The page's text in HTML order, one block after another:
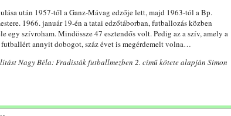
után 1957-től a Ganz-Mávag edzője lett, majd 1963-tól a Bp.
1966. január 19-én a tatai edzőtáborban, futballozás közben
egy szívroham. Mindössze 47 esztendős volt. Pedig az a szív, amely a
futballért annyit dobogot, száz évet is megérdemelt volna…
Nagy Béla: Fradisták futballmezben 2. című kötete alapján Simon